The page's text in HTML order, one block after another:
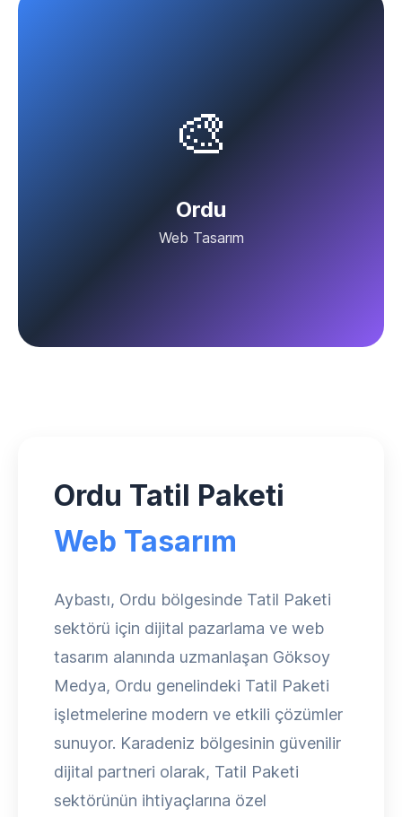
🎨
Ordu
Web Tasarım
Ordu Tatil Paketi
Web Tasarım
Aybastı, Ordu bölgesinde Tatil Paketi
sektörü için dijital pazarlama ve web
tasarım alanında uzmanlaşan Göksoy
Medya, Ordu genelindeki Tatil Paketi
işletmelerine modern ve etkili çözümler
sunuyor. Karadeniz bölgesinin güvenilir
dijital partneri olarak, Tatil Paketi
sektörünün ihtiyaçlarına özel